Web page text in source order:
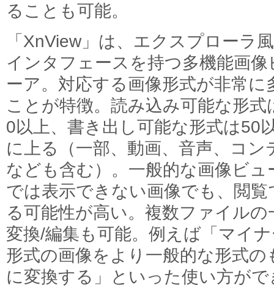
ることも可能。
「XnView」は、エクスプローラ
インタフェースを持つ多機能画像
ーア。対応する画像形式が非常に
ことが特徴。読み込み可能な形式
0以上、書き出し可能な形式は50
に上る（一部、動画、音声、コン
なども含む）。一般的な画像ビュ
では表示できない画像でも、閲覧
る可能性が高い。複数ファイルの
変換/編集も可能。例えば「マイ
形式の画像をより一般的な形式の
に変換する」といった使い方がで